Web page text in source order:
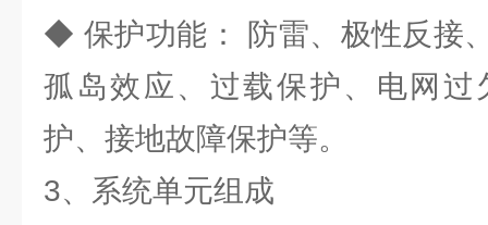
◆ 保护功能： 防雷、极性反接
孤岛效应、过载保护、电网过
护、接地故障保护等。
3、系统单元组成